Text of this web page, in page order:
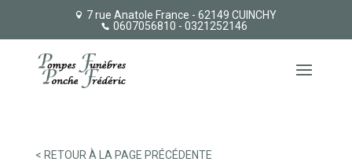
7 rue Anatole France - 62149 CUINCHY
0607056810 - 0321252146
< RETOUR À LA PAGE PRÉCÉDENTE